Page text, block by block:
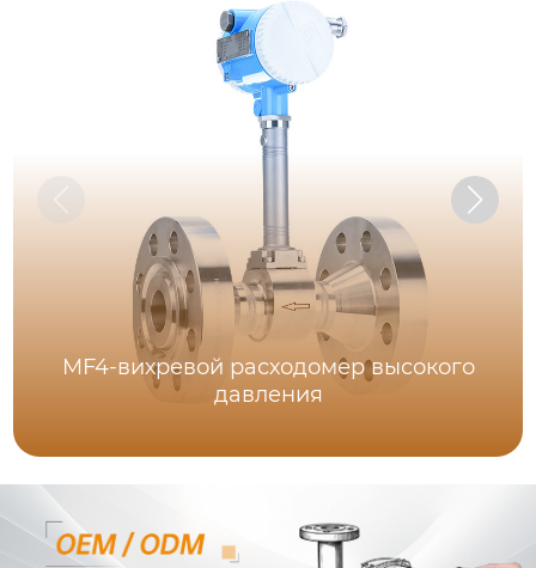
MF4-вихревой расходомер высокого
давления